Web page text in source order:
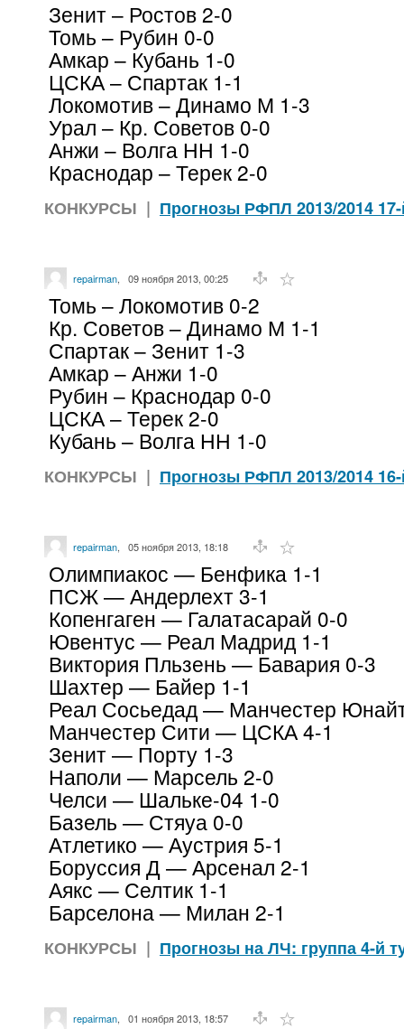
Зенит – Ростов 2-0
Томь – Рубин 0-0
Амкар – Кубань 1-0
ЦСКА – Спартак 1-1
Локомотив – Динамо М 1-3
Урал – Кр. Советов 0-0
Анжи – Волга НН 1-0
Краснодар – Терек 2-0
КОНКУРСЫ | Прогнозы РФПЛ 2013/2014
repairman, 09 ноября 2013, 00:25
Томь – Локомотив 0-2
Кр. Советов – Динамо М 1-1
Спартак – Зенит 1-3
Амкар – Анжи 1-0
Рубин – Краснодар 0-0
ЦСКА – Терек 2-0
Кубань – Волга НН 1-0
КОНКУРСЫ | Прогнозы РФПЛ 2013/2014
repairman, 05 ноября 2013, 18:18
Олимпиакос — Бенфика 1-1
ПСЖ — Андерлехт 3-1
Копенгаген — Галатасарай 0-0
Ювентус — Реал Мадрид 1-1
Виктория Пльзень — Бавария 0-3
Шахтер — Байер 1-1
Реал Сосьедад — Манчестер
Манчестер Сити — ЦСКА 4-1
Зенит — Порту 1-3
Наполи — Марсель 2-0
Челси — Шальке-04 1-0
Базель — Стяуа 0-0
Атлетико — Аустрия 5-1
Боруссия Д — Арсенал 2-1
Аякс — Селтик 1-1
Барселона — Милан 2-1
КОНКУРСЫ | Прогнозы на ЛЧ: группа 4-й
repairman, 01 ноября 2013, 18:57